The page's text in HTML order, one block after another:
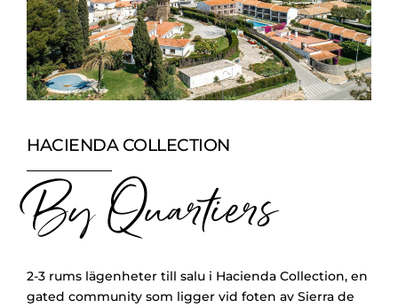
HACIENDA COLLECTION
By Quartiers
2-3 rums lägenheter till salu i Hacienda Collection, en
gated community som ligger vid foten av Sierra de